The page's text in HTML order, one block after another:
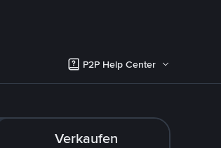
P2P Help Center
Verkaufen